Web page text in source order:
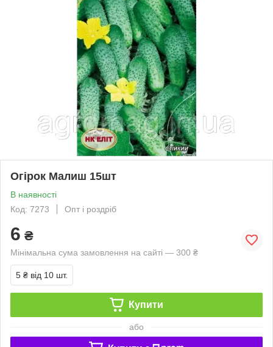
Огірок Малиш 15шт
В наявності
Код: 7273
Опт і роздріб
6 ₴
Мінімальна сума замовлення на сайті — 300 ₴
5 ₴ від 10 шт.
Купити
або